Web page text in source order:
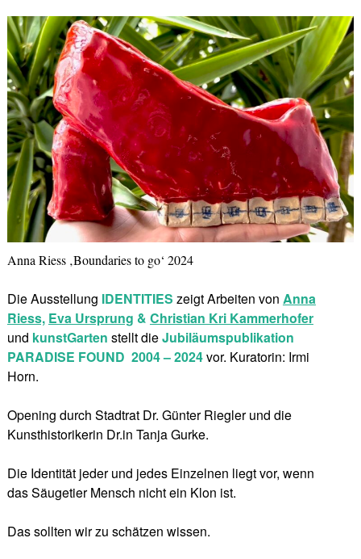
Anna Riess ‚Boundaries to go‘ 2024
Die Ausstellung IDENTITIES zeigt Arbeiten von Anna
Riess, Eva Ursprung & Christian Kri Kammerhofer
und kunstGarten stellt dieJubiläumspublikation
PARADISE FOUND 2004 – 2024vor. Kuratorin: Irmi
Horn.
Opening durch Stadtrat Dr. Günter Riegler und die
Kunsthistorikerin Dr.in Tanja Gurke.
Die Identität jeder und jedes Einzelnen liegt vor, wenn
das Säugetier Mensch nicht ein Klon ist.
Das sollten wir zu schätzen wissen.